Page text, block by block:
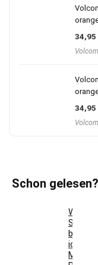
34,95
Volcom
34,95
Volcom
Schon gelesen?
Welche
brauche
ich?